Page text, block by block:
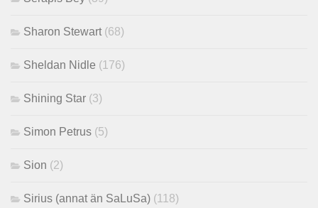
Sharon Stewart (68)
Sheldan Nidle (176)
Shining Star (3)
Simon Petrus (5)
Sion (2)
Sirius (annat än SaLuSa) (118)